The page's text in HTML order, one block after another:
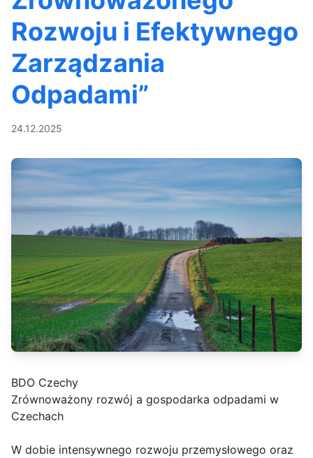
Rozwoju i Efektywnego
Zarządzania
Odpadami”
24.12.2025
BDO Czechy
Zrównoważony rozwój a gospodarka odpadami w
Czechach
W dobie intensywnego rozwoju przemysłowego oraz